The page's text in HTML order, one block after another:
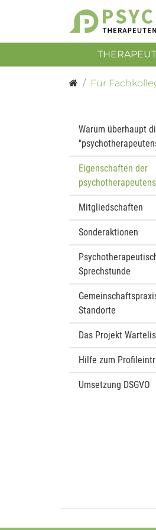
Für
Warum überhaupt
Eigenschaften der
Mitgliedschaften
Sonderaktionen
Sprechstunde
Standorte
Das Projekt
Hilfe zum
Umsetzung DSGVO